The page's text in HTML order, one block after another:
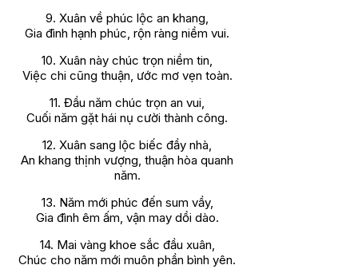
9. Xuân về phúc lộc an khang,
Gia đình hạnh phúc, rộn ràng niềm vui.
10. Xuân này chúc trọn niềm tin,
Việc chi cũng thuận, ước mơ vẹn toàn.
11. Đầu năm chúc trọn an vui,
Cuối năm gặt hái nụ cười thành công.
12. Xuân sang lộc biếc đầy nhà,
An khang thịnh vượng, thuận hòa quanh
năm.
13. Năm mới phúc đến sum vầy,
Gia đình êm ấm, vận may dồi dào.
14. Mai vàng khoe sắc đầu xuân,
Chúc cho năm mới muôn phần bình yên.